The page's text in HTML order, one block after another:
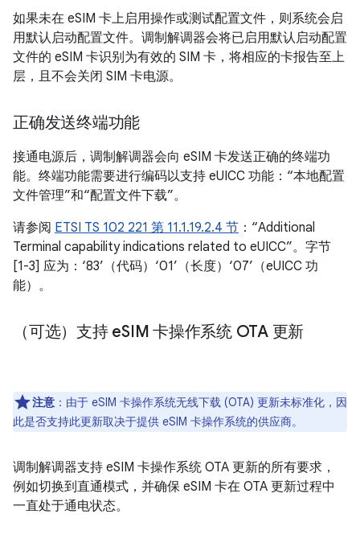
如果未在 eSIM 卡上启用操作或测试配置文件，则系统会启
用默认启动配置文件。调制解调器会将已启用默认启动配置
文件的 eSIM 卡识别为有效的 SIM 卡，将相应的卡报告至上
层，且不会关闭 SIM 卡电源。
正确发送终端功能
接通电源后，调制解调器会向 eSIM 卡发送正确的终端功
能。终端功能需要进行编码以支持 eUICC 功能：“本地配置
文件管理”和“配置文件下载”。
请参阅 ETSI TS 102 221 第 11.1.19.2.4 节 ：“Additional
Terminal capability indications related to eUICC”。字节
[1-3] 应为：‘83’（代码）‘01’（长度）‘07’（eUICC 功
能）。
（可选）支持 eSIM 卡操作系统 OTA 更新
注意 ：由于 eSIM 卡操作系统无线下载 (OTA) 更新未标准化，因
此是否支持此更新取决于提供 eSIM 卡操作系统的供应商。
调制解调器支持 eSIM 卡操作系统 OTA 更新的所有要求，
例如切换到直通模式，并确保 eSIM 卡在 OTA 更新过程中
一直处于通电状态。